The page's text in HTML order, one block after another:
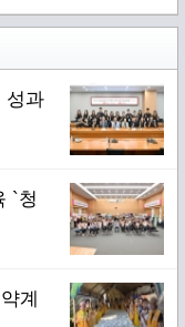
성과
`청
계